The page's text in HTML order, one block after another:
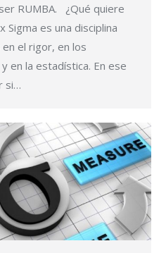
RUMBA. ¿Qué quiere
es una disciplina
el rigor, en los
en la estadística. En ese
si…